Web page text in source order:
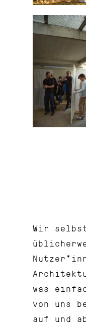
Wir
was
von uns
auf und